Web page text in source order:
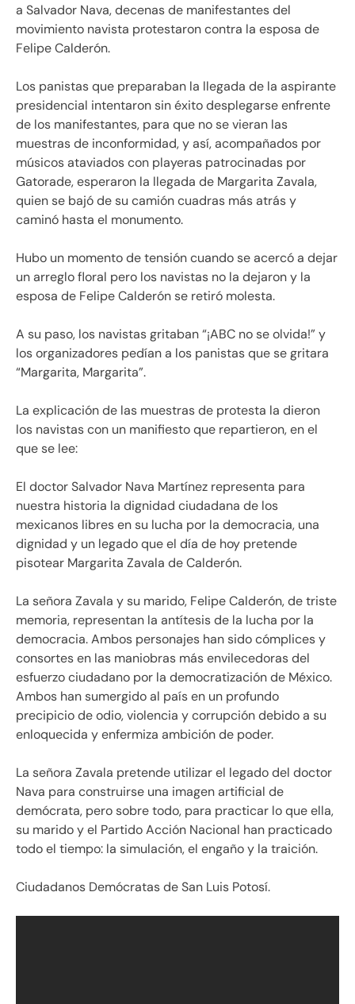
a Salvador Nava, decenas de manifestantes del
movimiento navista protestaron contra la esposa de
Felipe Calderón.
Los panistas que preparaban la llegada de la aspirante
presidencial intentaron sin éxito desplegarse enfrente
de los manifestantes, para que no se vieran las
muestras de inconformidad, y así, acompañados por
músicos ataviados con playeras patrocinadas por
Gatorade, esperaron la llegada de Margarita Zavala,
quien se bajó de su camión cuadras más atrás y
caminó hasta el monumento.
Hubo un momento de tensión cuando se acercó a dejar
un arreglo floral pero los navistas no la dejaron y la
esposa de Felipe Calderón se retiró molesta.
A su paso, los navistas gritaban “¡ABC no se olvida!” y
los organizadores pedían a los panistas que se gritara
“Margarita, Margarita”.
La explicación de las muestras de protesta la dieron
los navistas con un manifiesto que repartieron, en el
que se lee:
El doctor Salvador Nava Martínez representa para
nuestra historia la dignidad ciudadana de los
mexicanos libres en su lucha por la democracia, una
dignidad y un legado que el día de hoy pretende
pisotear Margarita Zavala de Calderón.
La señora Zavala y su marido, Felipe Calderón, de triste
memoria, representan la antítesis de la lucha por la
democracia. Ambos personajes han sido cómplices y
consortes en las maniobras más envilecedoras del
esfuerzo ciudadano por la democratización de México.
Ambos han sumergido al país en un profundo
precipicio de odio, violencia y corrupción debido a su
enloquecida y enfermiza ambición de poder.
La señora Zavala pretende utilizar el legado del doctor
Nava para construirse una imagen artificial de
demócrata, pero sobre todo, para practicar lo que ella,
su marido y el Partido Acción Nacional han practicado
todo el tiempo: la simulación, el engaño y la traición.
Ciudadanos Demócratas de San Luis Potosí.